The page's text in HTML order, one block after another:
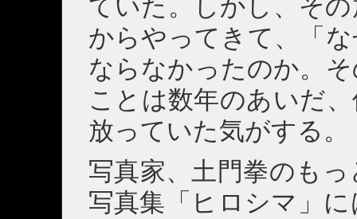
ていた。しかし、そ
からやってきて、「
ならなかったのか。
ことは数年のあいだ
放っていた気がする。
写真家、土門拳のも
写真集「ヒロシマ」